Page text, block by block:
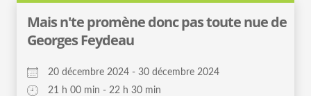
Mais n'te promène donc pas toute nue de
Georges Feydeau
20 décembre 2024 - 30 décembre 2024
21 h 00 min - 22 h 30 min